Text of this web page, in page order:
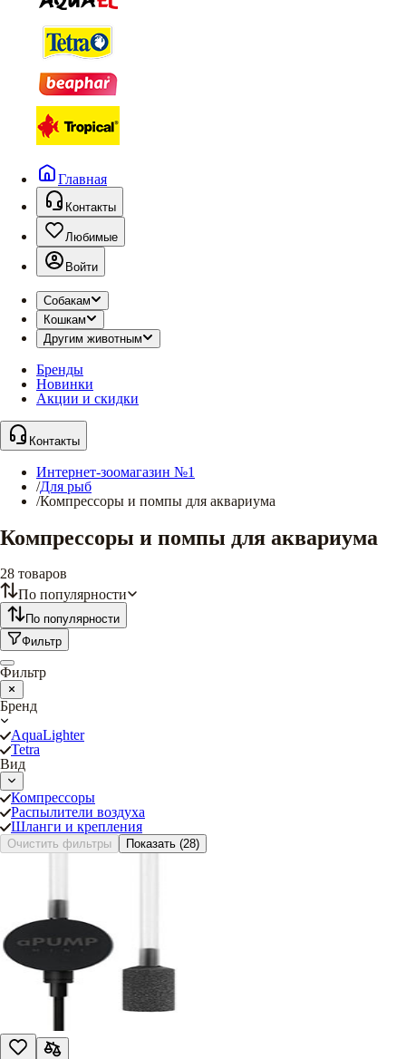
Главная
Контакты
Любимые
Войти
Собакам
Кошкам
Другим животным
Бренды
Новинки
Акции и скидки
Контакты
Интернет-зоомагазин №1
/Для рыб
/Компрессоры и помпы для аквариума
Компрессоры и помпы для аквариума
28 товаров
По популярности
По популярности
Фильтр
Фильтр
Бренд
AquaLighter
Tetra
Вид
Компрессоры
Распылители воздуха
Шланги и крепления
Очистить фильтры Показать (28)